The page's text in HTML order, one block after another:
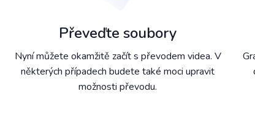
Převeďte soubory
Nyní můžete okamžitě začít s převodem videa. V
některých případech budete také moci upravit
možnosti převodu.